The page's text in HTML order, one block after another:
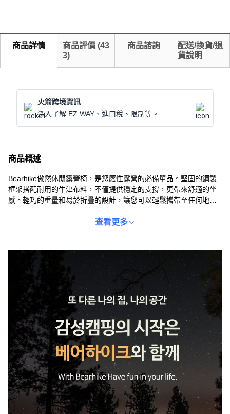
商品詳情 商品評價 (43
3)
商品諮詢
配送/換貨/退
貨說明
火箭跨境資訊
深入了解 EZ WAY、進口稅、限制等。
商品概述
Bearhike傲然休閒露營椅，是您感性露營的必備單品。堅固的鋼製
框架搭配耐用的牛津布料，不僅提供穩定的支撐，更帶來舒適的坐
感。輕巧的重量和易於折疊的設計，讓您可以輕鬆攜帶至任何地
升露營的質感。現在購買還贈送牛津布椅套，讓您的露營體驗更加
查看更多